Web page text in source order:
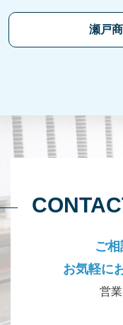
瀬戸
ご
お気軽に
営